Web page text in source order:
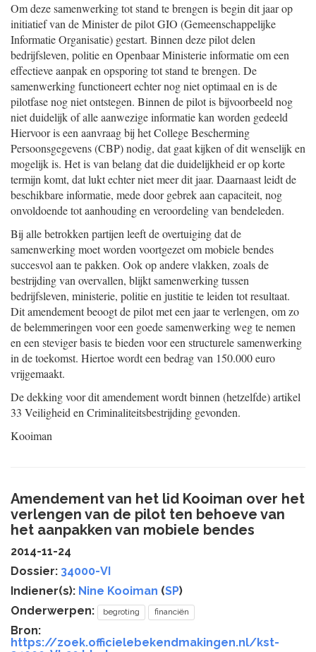
Om deze samenwerking tot stand te brengen is begin dit jaar op
initiatief van de Minister de pilot GIO (Gemeenschappelijke
Informatie Organisatie) gestart. Binnen deze pilot delen
bedrijfsleven, politie en Openbaar Ministerie informatie om een
effectieve aanpak en opsporing tot stand te brengen. De
samenwerking functioneert echter nog niet optimaal en is de
pilotfase nog niet ontstegen. Binnen de pilot is bijvoorbeeld nog
niet duidelijk of alle aanwezige informatie kan worden gedeeld
Hiervoor is een aanvraag bij het College Bescherming
Persoonsgegevens (CBP) nodig, dat gaat kijken of dit wenselijk en
mogelijk is. Het is van belang dat die duidelijkheid er op korte
termijn komt, dat lukt echter niet meer dit jaar. Daarnaast leidt de
beschikbare informatie, mede door gebrek aan capaciteit, nog
onvoldoende tot aanhouding en veroordeling van bendeleden.
Bij alle betrokken partijen leeft de overtuiging dat de
samenwerking moet worden voortgezet om mobiele bendes
succesvol aan te pakken. Ook op andere vlakken, zoals de
bestrijding van overvallen, blijkt samenwerking tussen
bedrijfsleven, ministerie, politie en justitie te leiden tot resultaat.
Dit amendement beoogt de pilot met een jaar te verlengen, om zo
de belemmeringen voor een goede samenwerking weg te nemen
en een steviger basis te bieden voor een structurele samenwerking
in de toekomst. Hiertoe wordt een bedrag van 150.000 euro
vrijgemaakt.
De dekking voor dit amendement wordt binnen (hetzelfde) artikel
33 Veiligheid en Criminaliteitsbestrijding gevonden.
Kooiman
Amendement van het lid Kooiman over het
verlengen van de pilot ten behoeve van
het aanpakken van mobiele bendes
2014-11-24
Dossier: 34000-VI
Indiener(s): Nine Kooiman (SP)
Onderwerpen:
begroting financiën
Bron:
https://zoek.officielebekendmakingen.nl/kst-